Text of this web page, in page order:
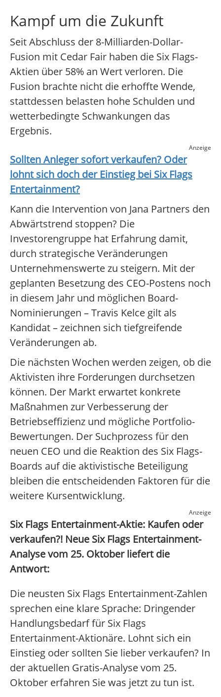
Kampf um die Zukunft
Seit Abschluss der 8-Milliarden-Dollar-
Fusion mit Cedar Fair haben die Six Flags-
Aktien über 58% an Wert verloren. Die
Fusion brachte nicht die erhoffte Wende,
stattdessen belasten hohe Schulden und
wetterbedingte Schwankungen das
Ergebnis.
Anzeige
Sollten Anleger sofort verkaufen? Oder
lohnt sich doch der Einstieg bei Six Flags
Entertainment?
Kann die Intervention von Jana Partners den
Abwärtstrend stoppen? Die
Investorengruppe hat Erfahrung damit,
durch strategische Veränderungen
Unternehmenswerte zu steigern. Mit der
geplanten Besetzung des CEO-Postens noch
in diesem Jahr und möglichen Board-
Nominierungen – Travis Kelce gilt als
Kandidat – zeichnen sich tiefgreifende
Veränderungen ab.
Die nächsten Wochen werden zeigen, ob die
Aktivisten ihre Forderungen durchsetzen
können. Der Markt erwartet konkrete
Maßnahmen zur Verbesserung der
Betriebseffizienz und mögliche Portfolio-
Bewertungen. Der Suchprozess für den
neuen CEO und die Reaktion des Six Flags-
Boards auf die aktivistische Beteiligung
bleiben die entscheidenden Faktoren für die
weitere Kursentwicklung.
Anzeige
Six Flags Entertainment-Aktie: Kaufen oder
verkaufen?! Neue Six Flags Entertainment-
Analyse vom 25. Oktober liefert die
Antwort:
Die neusten Six Flags Entertainment-Zahlen
sprechen eine klare Sprache: Dringender
Handlungsbedarf für Six Flags
Entertainment-Aktionäre. Lohnt sich ein
Einstieg oder sollten Sie lieber verkaufen? In
der aktuellen Gratis-Analyse vom 25.
Oktober erfahren Sie was jetzt zu tun ist.